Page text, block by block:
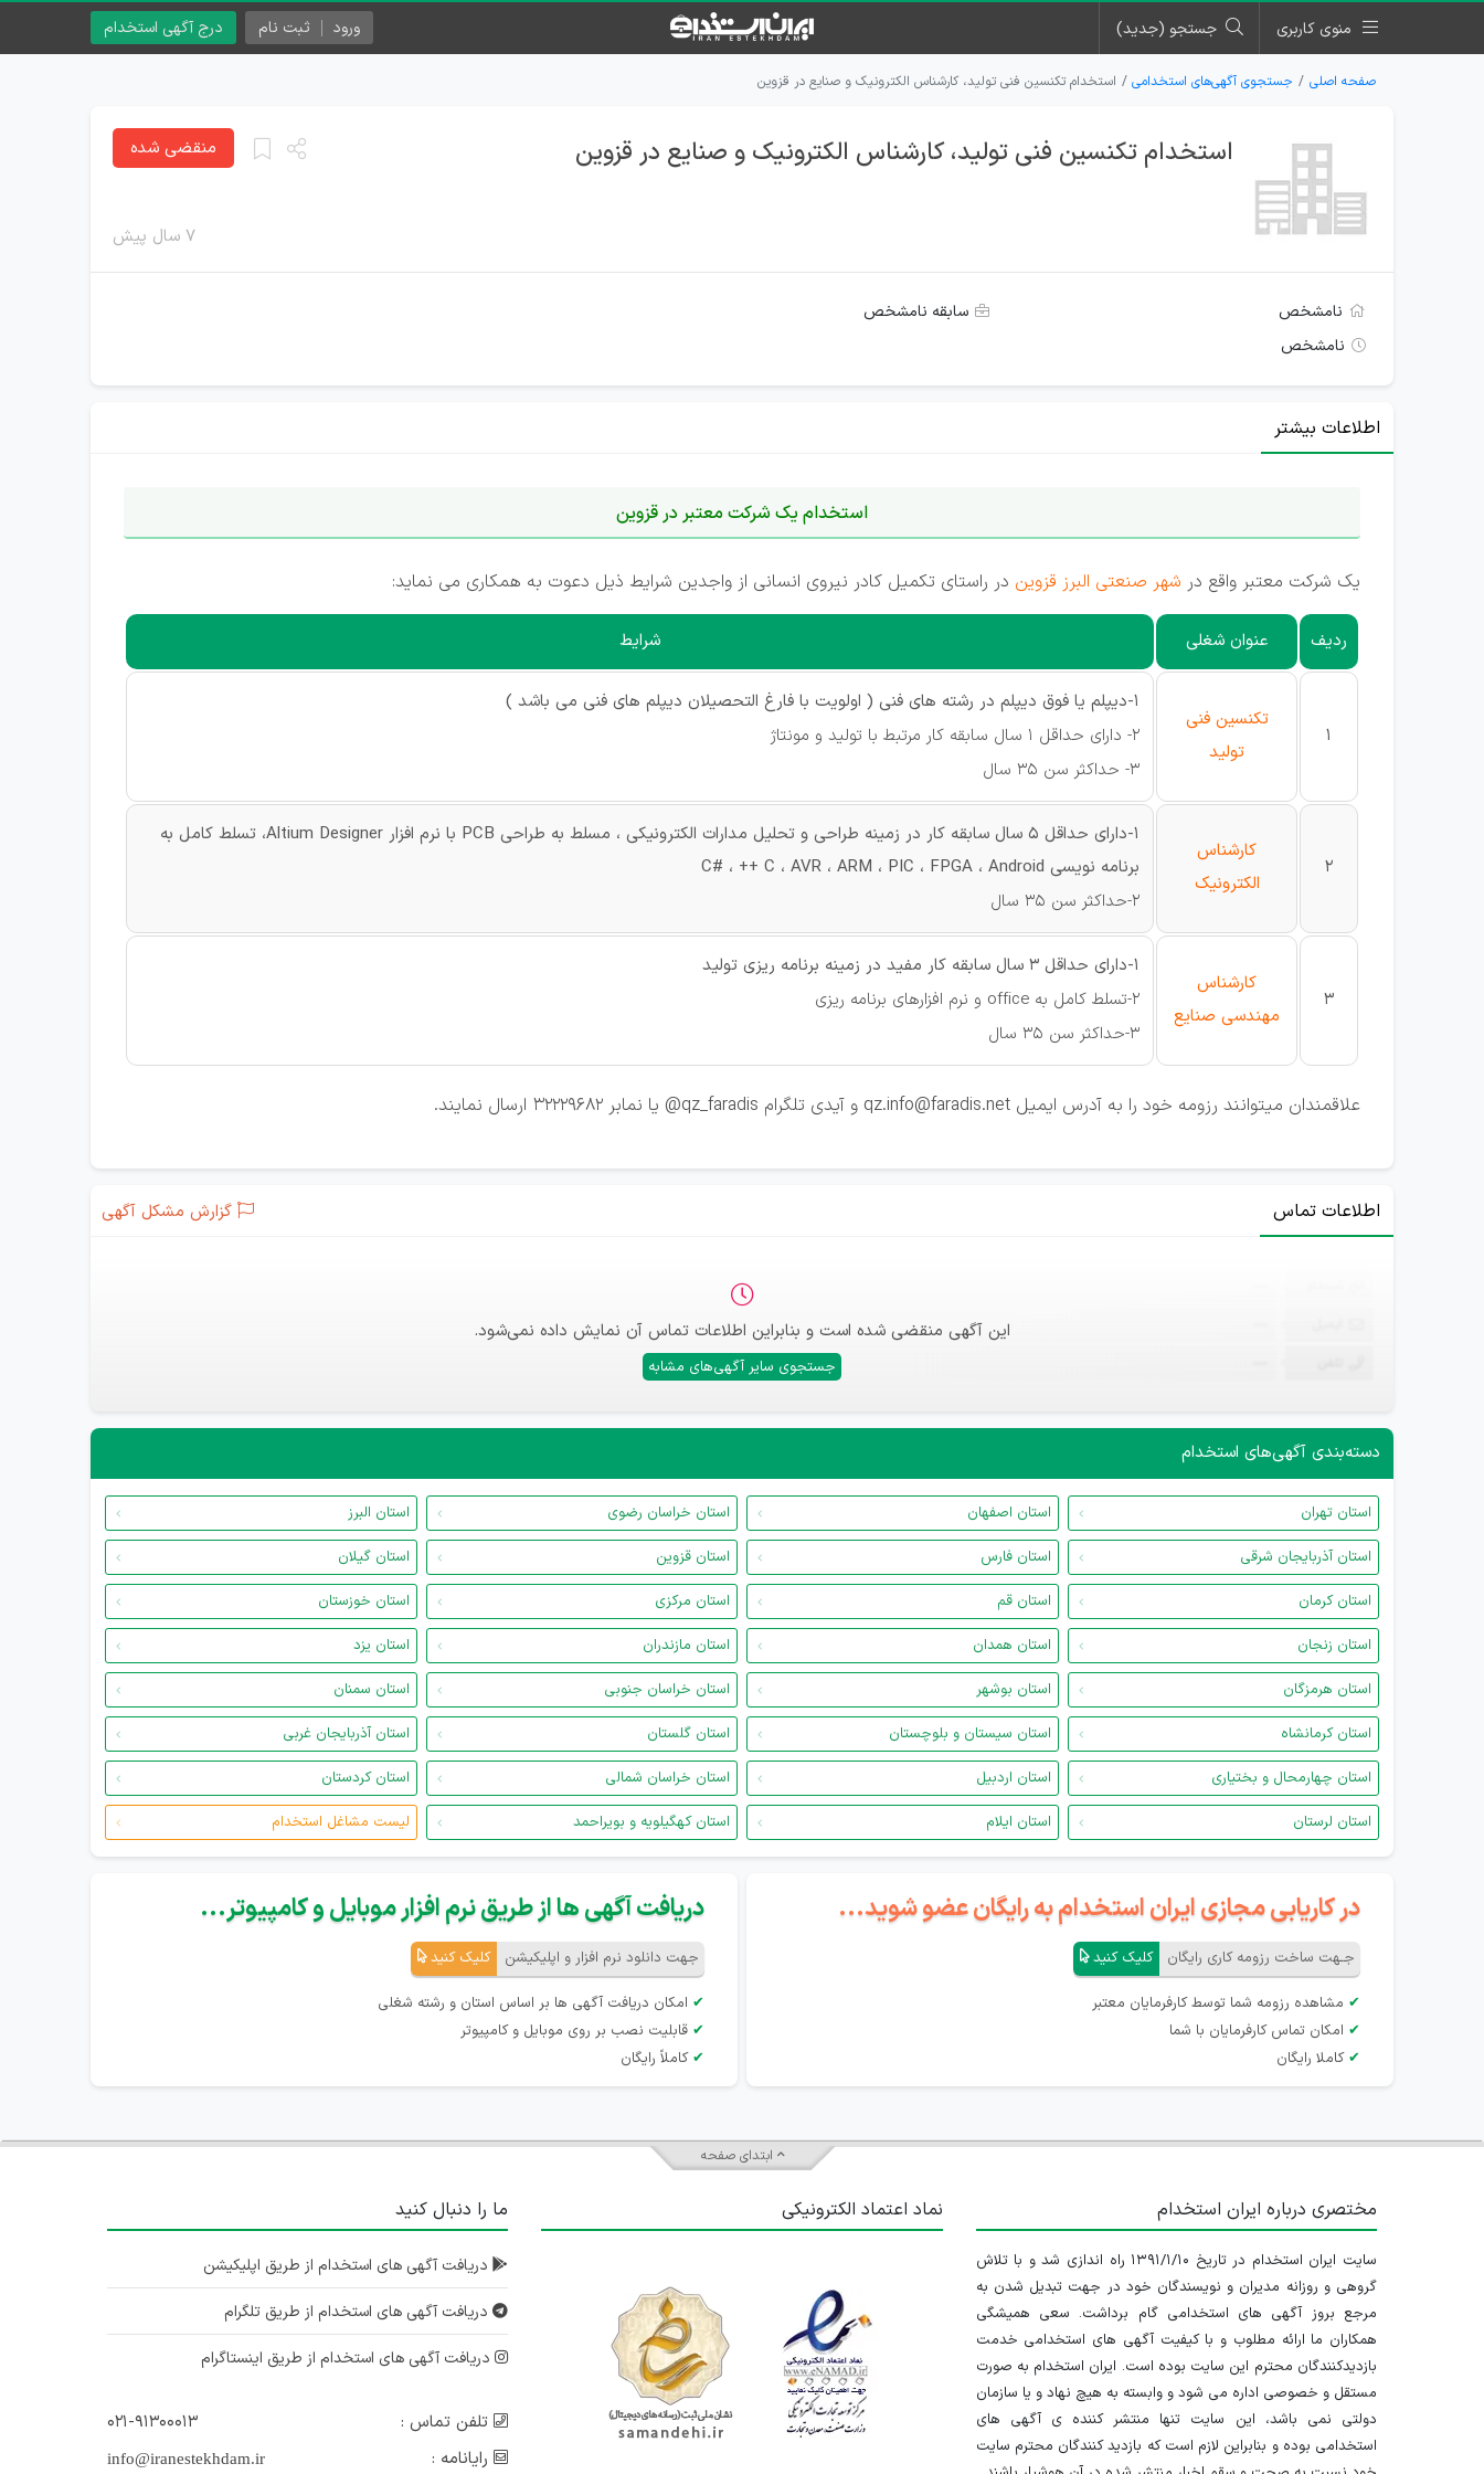
منوی کاربری جستجو (جدید) درج آگهی استخدام ورود ثبت نام
صفحه اصلی جستجوی آگهی‌های استخدامی استخدام تکنسین فنی تولید، کارشناس الکترونیک و صنایع در قزوین
استخدام تکنسین فنی تولید، کارشناس الکترونیک و صنایع در قزوین
۷ سال پیش
منقضی شده
نامشخص
سابقه نامشخص
نامشخص
اطلاعات بیشتر
استخدام يک شرکت معتبر در قزوین
يک شرکت معتبر واقع در شهر صنعتی البرز قزوین در راستای تکمیل کادر نیروی انسانی از واجدین شرایط ذیل دعوت به همکاری می نماید:
ردیف عنوان شغلی شرایط
1
تکنسین فنی
تولید
1-دیپلم یا فوق دیپلم در رشته های فنی ( اولویت با فارغ التحصیلان دیپلم های فنی می باشد )
2- دارای حداقل 1 سال سابقه کار مرتبط با تولید و مونتاژ
3- حداکثر سن 35 سال
2
کارشناس
الکترونیک
1-دارای حداقل 5 سال سابقه کار در زمینه طراحی و تحلیل مدارات الکترونیکی ، مسلط به طراحی PCB با نرم افزار Altium Designer، تسلط کامل به
برنامه نویسی C# ، ++ C ، AVR ، ARM ، PIC ، FPGA ، Android
2-حداکثر سن 35 سال
3
کارشناس
مهندسی صنایع
1-دارای حداقل 3 سال سابقه کار مفید در زمینه برنامه ریزی تولید
2-تسلط کامل به office و نرم افزارهای برنامه ریزی
3-حداکثر سن 35 سال
علاقمندان ميتوانند رزومه خود را به آدرس ایمیل qz.info@faradis.net و آیدی تلگرام qz_faradis@ یا نمابر 32229682 ارسال نمايند.
اطلاعات تماس گزارش مشکل آگهی
این آگهی منقضی شده است و بنابراین اطلاعات تماس آن نمایش داده نمی‌شود.
جستجوی سایر آگهی‌های مشابه
دسته‌بندی آگهی‌های استخدام
استان تهران استان اصفهان استان خراسان رضوی
استان البرز
استان آذربایجان شرقی
استان فارس استان قزوین
استان گیلان
استان کرمان
استان قم استان مرکزی
استان خوزستان
استان زنجان
استان همدان استان مازندران
استان یزد
استان هرمزگان
استان بوشهر استان خراسان جنوبی
استان سمنان
استان کرمانشاه
استان سیستان و بلوچستان استان گلستان
استان آذربایجان غربی
استان چهارمحال و بختیاری
استان اردبیل استان خراسان شمالی
استان کردستان
استان لرستان
استان ایلام استان کهگیلویه و بویراحمد لیست مشاغل استخدام
در کاریابی مجازی ایران استخدام به رایگان عضو شوید...
جـهت ساخت رزومه کاری رایگان کلیک کنید
✔ مشاهده رزومه شما توسط کارفرمایان معتبر
✔ امکان تماس کارفرمایان با شما
✔ کاملا رایگان
دریافت آگهی ها از طریق نرم افزار موبایل و کامپیوتر...
جهت دانلود نرم افزار و اپلیکیشن کلیک کنید
✔ امکان دریافت آگهی ها بر اساس استان و رشته شغلی
✔ قابلیت نصب بر روی موبایل و کامپیوتر
✔ کاملاً رایگان
ابتدای صفحه
مختصری درباره ایران استخدام
سایت ایران استخدام در تاریخ ۱۳۹۱/۱/۱۰ راه اندازی شد و با تلاش
گروهی و روزانه مدیران و نویسندگان خود در جهت تبدیل شدن به
مرجع بروز آگهی های استخدامی گام برداشت. سعی همیشگی
همکاران ما ارائه مطلوب و با کیفیت آگهی های استخدامی خدمت
بازدیدکنندگان محترم این سایت بوده است. ایران استخدام به صورت
مستقل و خصوصی اداره می شود و وابسته به هیچ نهاد و یا سازمان
دولتی نمی باشد، این سایت تنها منتشر کننده ی آگهی های
استخدامی بوده و بنابراین لازم است که بازدید کنندگان محترم سایت
نماد اعتماد الکترونیکی ما را دنبال کنید
دریافت آگهی های استخدام از طریق اپلیکیشن
دریافت آگهی های استخدام از طریق تلگرام
دریافت آگهی های استخدام از طریق اینستاگرام
تلفن تماس :
۰۲۱-۹۱۳۰۰۰۱۳
رایانامه :
info@iranestekhdam.ir